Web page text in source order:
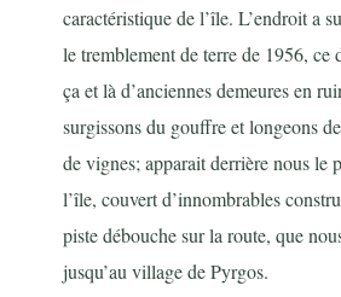
caractéristique de l’île. L’endroit a
le tremblement de terre de 1956, ce
ça et là d’anciennes demeures en
surgissons du gouffre et longeons
de vignes; apparait derrière nous le
l’île, couvert d’innombrables
piste débouche sur la route, que
jusqu’au village de Pyrgos.